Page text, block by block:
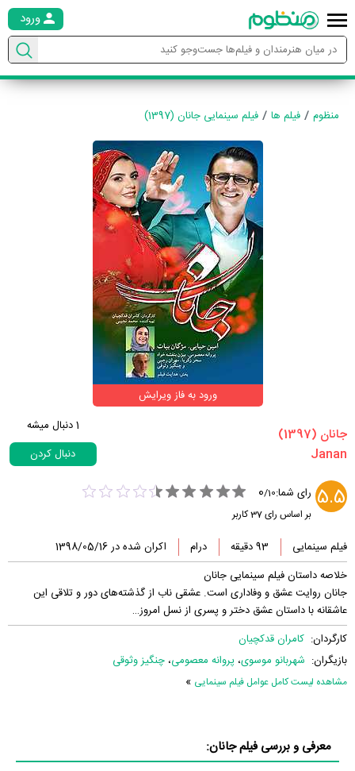
ورود
منظوم فیلم ها فیلم سینمایی جانان (1397)
ورود به فاز ویرایش
‏جانان‏ (1397)
1دنبال میشه
دنبال کردن
5.5 رای شما: 0/10
بر اساس رای37کاربر
فیلم سینمایی 93 دقیقه درام
اکران شده در 1398/05/16
خلاصه داستان فیلم سینمایی جانان
جانان روایت عشق و وفاداری است. عشقی ناب از گذشته‌های دور و تلاقی این
عاشقانه با داستان عشق دختر و پسری از نسل امروز…
کارگردان: کامران قدکچیان
بازیگران: شهربانو موسوی، پروانه معصومی، چنگیز وثوقی
مشاهده لیست کامل عوامل فیلم سینمایی »
معرفی و بررسی فیلم جانان: